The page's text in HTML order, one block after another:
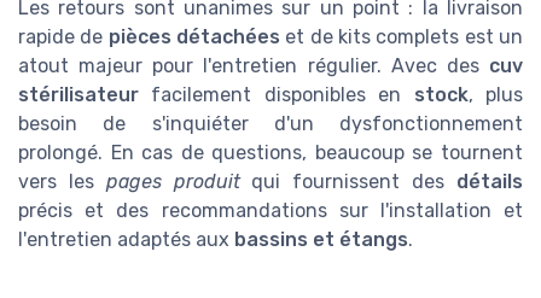
Les retours sont unanimes sur un point : la livraison
rapide de pièces détachées et de kits complets est un
atout majeur pour l'entretien régulier. Avec des cuv
stérilisateur facilement disponibles en stock, plus
besoin de s'inquiéter d'un dysfonctionnement
prolongé. En cas de questions, beaucoup se tournent
vers les pages produitqui fournissent des détails
précis et des recommandations sur l'installation et
l'entretien adaptés aux bassins et étangs.